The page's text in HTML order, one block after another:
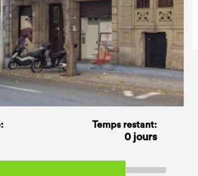
Temps restant:
0 jours